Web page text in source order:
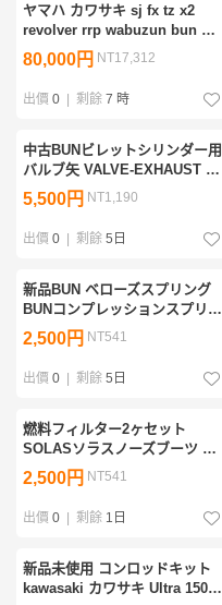
ヤマハ カワサキ sj fx tz x2
revolver rrp wabuzun bun フ
リースタイル フリーライド
dasa ダサ 49 ツインキャブ
80,000円 NT17,312
出價 0 | 剩餘 7 時
中古BUNビレットシリンダー用
バルブ矢 VALVE-EXHAUST バ
ルブベローズスプリング ヤマハ
フリースタイル FREESTYLE
BUN wabuzun RRP revolver
5,500円 NT1,190
出價 0 | 剩餘 5日
新品BUN ベローズスプリング
BUNコンプレッションスプリン
グ バルブカバーアジャスタース
クリューSJ700x2フリースタイ
ルwabuzunRRPrevolver
2,500円 NT541
出價 0 | 剩餘 5日
燃料フィルター2ヶセット
SOLASソラスノーズブーツ エ
ンジンブラケットアルミカラー
スペーサーヤマハ フリースタイ
ルレースフリーライド
2,500円 NT541
出價 0 | 剩餘 1日
新品未使用 コンロッドキット
kawasaki カワサキ Ultra 150